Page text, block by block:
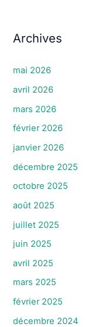
Archives
mai 2026
avril 2026
mars 2026
février 2026
janvier 2026
décembre 2025
octobre 2025
août 2025
juillet 2025
juin 2025
avril 2025
mars 2025
février 2025
décembre 2024